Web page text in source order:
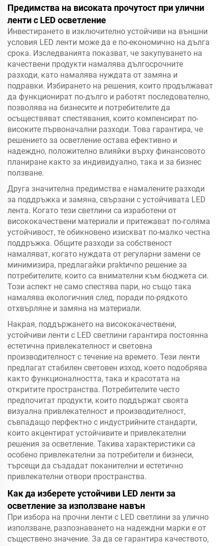
Предимства на високата прочутост при улични
ленти с LED осветление
Инвестирането в изключително устойчиви на външни
условия LED ленти може да е по-економично на дълга
срока. Изследванията показват, че закупуването на
качествени продукти намалява дългосрочните
разходи, като намалява нуждата от замяна и
подравки. Избирането на решения, които продължават
да функционират по-дълго и работят последователно,
позволява на бизнесите и потребителите да
осъществяват спестявания, които компенсират по-
високите първоначални разходи. Това гарантира, че
решението за осветление остава ефективно и
надеждно, положително влияйки върху финансовото
планиране както за индивидуално, така и за бизнес
ползване.
Друга значителна предимства е намалените разходи
за поддръжка и замяна, свързани с устойчивата LED
лента. Когато тези светлини са изработени от
висококачествени материали и притежават по-голяма
устойчивост, те обикновено изискват по-малко честна
поддръжка. Общите разходи за собственост
намаляват, когато нуждата от регуларни замени се
минимизира, предлагайки praktичno решение за
потребителите, които са внимателни към бюджета си.
Този аспект не само спестява пари, но също така
намалява екологичния след, поради по-рядкото
отхвърляне и замяна на материали.
Накрая, поддържането на висококачествени,
устойчиви ленти с LED светлини гарантира постоянна
естетична привлекателност и световна
производителност с течение на времето. Тези ленти
предлагат стабилен световен изход, което подобрява
както функционалността, така и красотата на
откритите пространства. Потребителите често
предпочитат продукти, които поддържат своята
визуална привлекателност и производителност,
съвпадащо перфектно с индустрийните стандарти,
които акцентират устойчивите и привлекателни
решения за осветление. Такива характеристики са
особено привлекателни за потребители и бизнеси,
търсещи да създадат поканителни и естетично
привлекателни отвори пространства.
Как да изберете устойчиви LED ленти за
осветление за използване навън
При избора на прочни ленти с LED светлини за улично
използване, разпознаването на надеждни марки е от
съществено значение. За да се гарантира качеството,